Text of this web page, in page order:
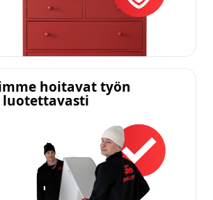
hoitavat työn